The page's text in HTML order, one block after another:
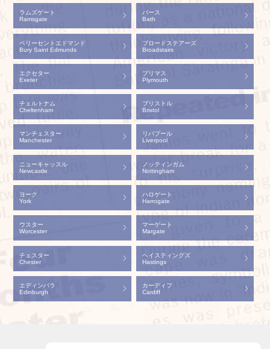
ラムズゲート
Ramsgate
バース
Bath
ベリーセントエドマンド
Bury Saint Edmunds
ブロードステアーズ
Broadstairs
エクセター
Exeter
プリマス
Plymouth
チェルトナム
Cheltenham
ブリストル
Bristol
マンチェスター
Manchester
リバプール
Liverpool
ニューキャッスル
Newcastle
ノッティンガム
Nottingham
ヨーク
York
ハロゲート
Harrogate
ウスター
Worcester
マーゲート
Margate
チェスター
Chester
ヘイスティングズ
Hastings
エディンバラ
Edinburgh
カーディフ
Cardiff